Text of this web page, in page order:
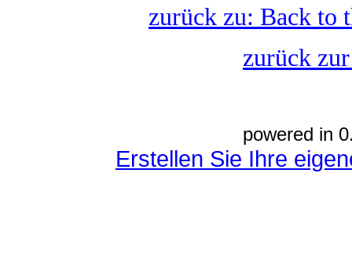
zurück zu: Back to
zurück
powered in
Erstellen Sie Ihre